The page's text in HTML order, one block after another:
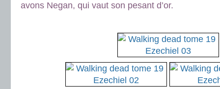
avons Negan, qui vaut son pesant d’or.